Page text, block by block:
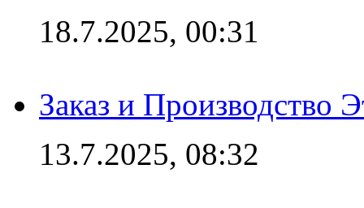
18.7.2025, 00:31
Заказ и Производство
13.7.2025, 08:32